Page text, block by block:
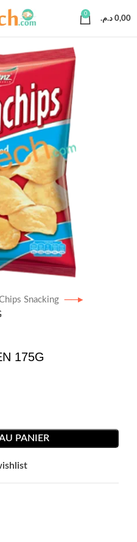
0
0,00 د.م.
Snacking
175G
PANIER